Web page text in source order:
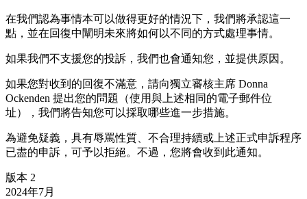
在我們認為事情本可以做得更好的情況下，我們將承認這一
點，並在回復中闡明未來將如何以不同的方式處理事情。
如果我們不支援您的投訴，我們也會通知您，並提供原因。
如果您對收到的回復不滿意，請向獨立審核主席 Donna
Ockenden 提出您的問題（使用與上述相同的電子郵件位
址），我們將告知您可以採取哪些進一步措施。
為避免疑義，具有辱罵性質、不合理持續或上述正式申訴程序
已盡的申訴，可予以拒絕。不過，您將會收到此通知。
版本 2
2024年7月